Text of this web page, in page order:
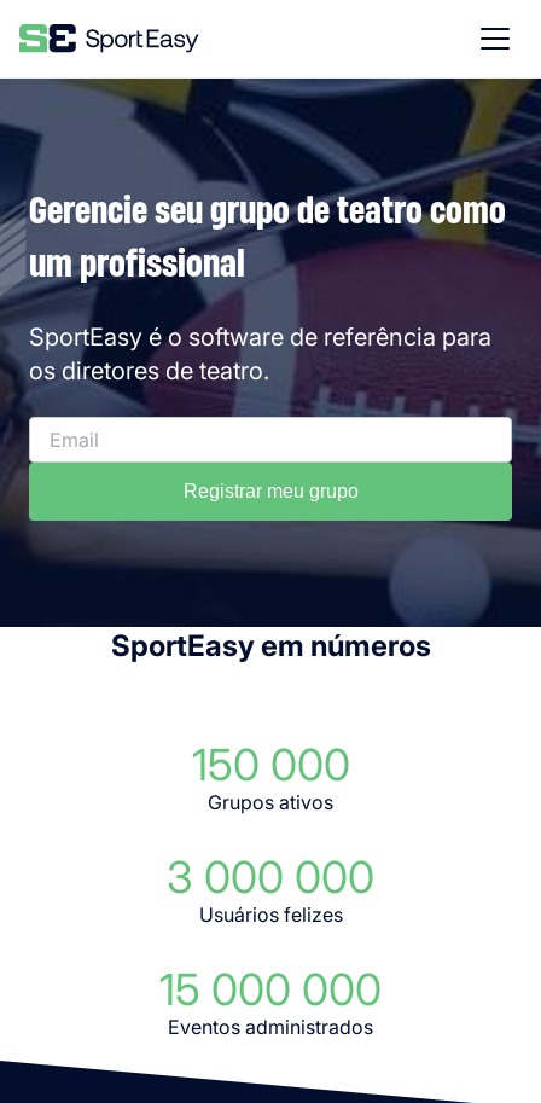
Gerencie seu grupo de teatro como
um profissional
SportEasy é o software de referência para
os diretores de teatro.
Registrar meu grupo
SportEasy em números
150 000
Grupos ativos
3 000 000
Usuários felizes
15 000 000
Eventos administrados